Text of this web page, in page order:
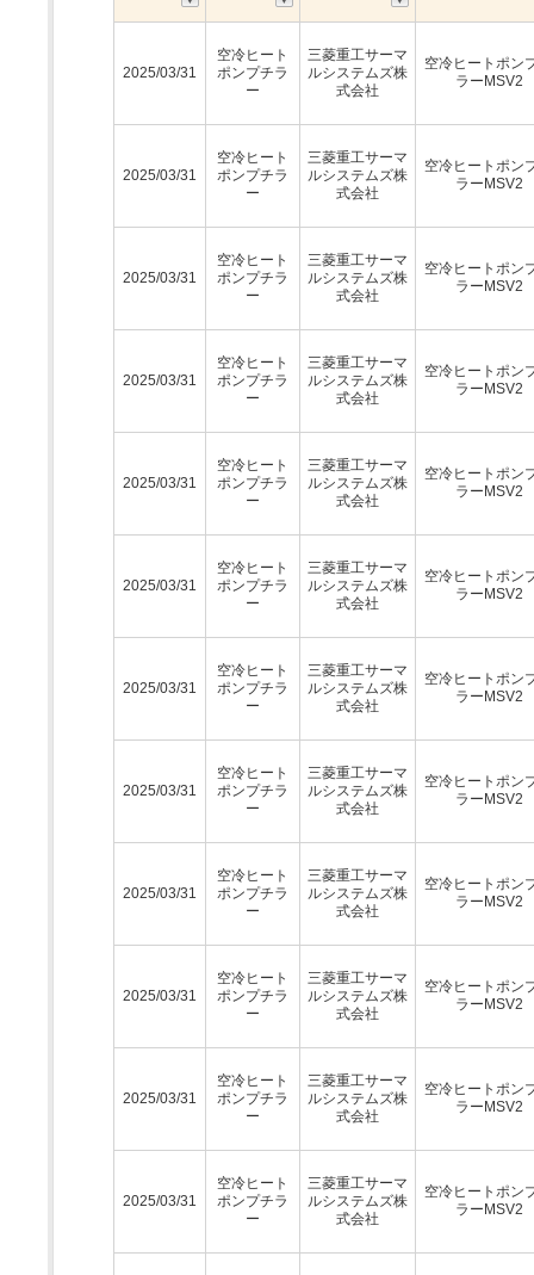
2025/03/31
空冷ヒート
ポンプチラ
ー
三菱重工サーマ
ルシステムズ株
式会社
空冷ヒートポン
ラーMSV2
2025/03/31
空冷ヒート
ポンプチラ
ー
三菱重工サーマ
ルシステムズ株
式会社
空冷ヒートポン
ラーMSV2
2025/03/31
空冷ヒート
ポンプチラ
ー
三菱重工サーマ
ルシステムズ株
式会社
空冷ヒートポン
ラーMSV2
2025/03/31
空冷ヒート
ポンプチラ
ー
三菱重工サーマ
ルシステムズ株
式会社
空冷ヒートポン
ラーMSV2
2025/03/31
空冷ヒート
ポンプチラ
ー
三菱重工サーマ
ルシステムズ株
式会社
空冷ヒートポン
ラーMSV2
2025/03/31
空冷ヒート
ポンプチラ
ー
三菱重工サーマ
ルシステムズ株
式会社
空冷ヒートポン
ラーMSV2
2025/03/31
空冷ヒート
ポンプチラ
ー
三菱重工サーマ
ルシステムズ株
式会社
空冷ヒートポン
ラーMSV2
2025/03/31
空冷ヒート
ポンプチラ
ー
三菱重工サーマ
ルシステムズ株
式会社
空冷ヒートポン
ラーMSV2
2025/03/31
空冷ヒート
ポンプチラ
ー
三菱重工サーマ
ルシステムズ株
式会社
空冷ヒートポン
ラーMSV2
2025/03/31
空冷ヒート
ポンプチラ
ー
三菱重工サーマ
ルシステムズ株
式会社
空冷ヒートポン
ラーMSV2
2025/03/31
空冷ヒート
ポンプチラ
ー
三菱重工サーマ
ルシステムズ株
式会社
空冷ヒートポン
ラーMSV2
2025/03/31
空冷ヒート
ポンプチラ
ー
三菱重工サーマ
ルシステムズ株
式会社
空冷ヒートポン
ラーMSV2